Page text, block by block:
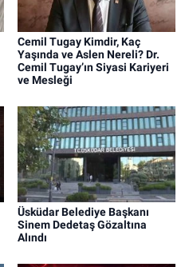
Cemil Tugay Kimdir, Kaç
Yaşında ve Aslen Nereli? Dr.
Cemil Tugay’ın Siyasi Kariyeri
ve Mesleği
Üsküdar Belediye Başkanı
Sinem Dedetaş Gözaltına
Alındı